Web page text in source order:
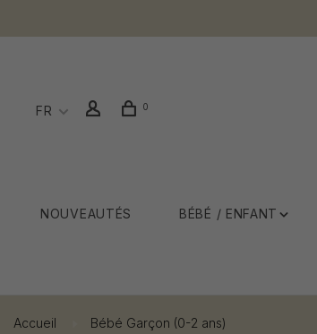
FR 0
NOUVEAUTÉS BÉBÉ / ENFANT
Accueil Bébé Garçon (0-2 ans)